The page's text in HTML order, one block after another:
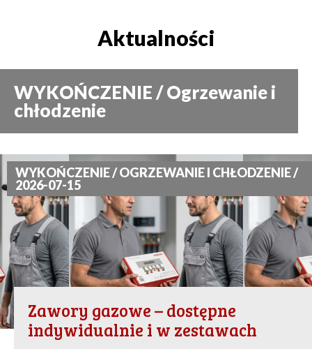
Aktualności
WYKOŃCZENIE / Ogrzewanie i
chłodzenie
WYKOŃCZENIE / OGRZEWANIE I CHŁODZENIE /
2026-07-15
Zawory gazowe – dostępne
indywidualnie i w zestawach